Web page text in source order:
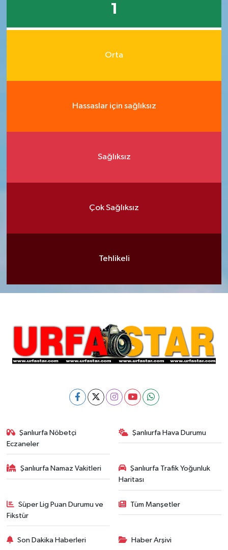
1
Orta
Hassaslar için sağlıksız
Sağlıksız
Çok Sağlıksız
Tehlikeli
Şanlıurfa Nöbetçi
Eczaneler
Şanlıurfa Hava Durumu
Şanlıurfa Namaz Vakitleri
Şanlıurfa Trafik Yoğunluk
Haritası
Süper Lig Puan Durumu ve
Fikstür
Tüm Manşetler
Son Dakika Haberleri Haber Arşivi